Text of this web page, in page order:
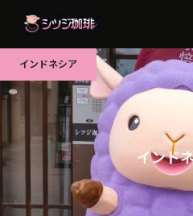
インド
インドネシア